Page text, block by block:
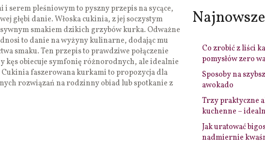
serem pleśniowym to pyszny przepis na sycące,
głębi danie. Włoska cukinia, z jej soczystym
smakiem dzikich grzybów kurka. Odważne
to danie na wyżyny kulinarne, dodając mu
smaku. Ten przepis to prawdziwe połączenie
kęs obiecuje symfonię różnorodnych, ale idealnie
faszerowana kurkami to propozycja dla
rozwiązań na rodzinny obiad lub spotkanie z
Co zrobić z liści
pomysłów zero
Sposoby na
awokado
Trzy praktyczne
kuchenne –
Jak uratować
nadmiernie